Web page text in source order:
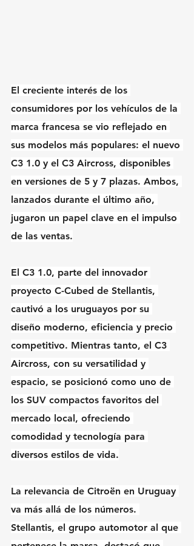
El creciente interés de los
consumidores por los vehículos de la
marca francesa se vio reflejado en
sus modelos más populares: el nuevo
C3 1.0 y el C3 Aircross, disponibles
en versiones de 5 y 7 plazas. Ambos,
lanzados durante el último año,
jugaron un papel clave en el impulso
de las ventas.
El C3 1.0, parte del innovador
proyecto C-Cubed de Stellantis,
cautivó a los uruguayos por su
diseño moderno, eficiencia y precio
competitivo. Mientras tanto, el C3
Aircross, con su versatilidad y
espacio, se posicionó como uno de
los SUV compactos favoritos del
mercado local, ofreciendo
comodidad y tecnología para
diversos estilos de vida.
La relevancia de Citroën en Uruguay
va más allá de los números.
Stellantis, el grupo automotor al que